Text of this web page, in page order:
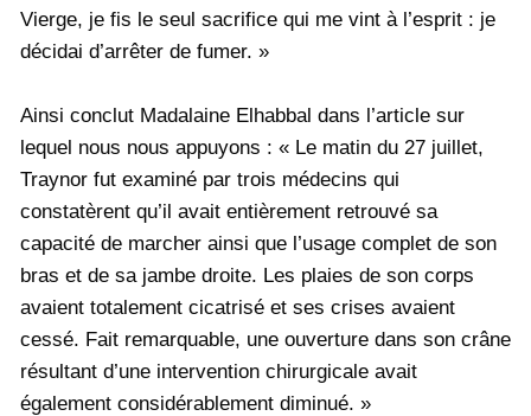
Vierge, je fis le seul sacrifice qui me vint à l’esprit : je
décidai d’arrêter de fumer. »
Ainsi conclut Madalaine Elhabbal dans l’article sur
lequel nous nous appuyons : « Le matin du 27 juillet,
Traynor fut examiné par trois médecins qui
constatèrent qu’il avait entièrement retrouvé sa
capacité de marcher ainsi que l’usage complet de son
bras et de sa jambe droite. Les plaies de son corps
avaient totalement cicatrisé et ses crises avaient
cessé. Fait remarquable, une ouverture dans son crâne
résultant d’une intervention chirurgicale avait
également considérablement diminué. »